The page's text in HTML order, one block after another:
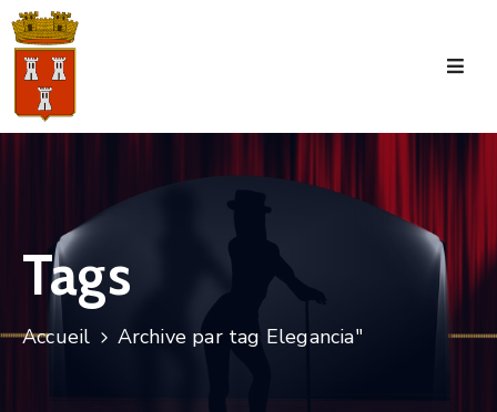
Accueil
Tourisme
Manifestations
Vie
Municipale
Tags
Accueil Archive par tag Elegancia"